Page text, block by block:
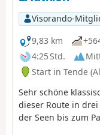
Visorando-
9,83 km
4:25 Std.
Start in Tende
Sehr schöne
dieser Route in
der Seen bis zum